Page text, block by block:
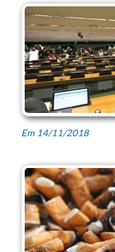
Em 14/11/2018